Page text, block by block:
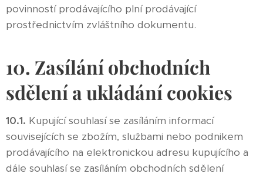
povinností prodávajícího plní prodávající
prostřednictvím zvláštního dokumentu.
10. Zasílání obchodních
sdělení a ukládání cookies
10.1. Kupující souhlasí se zasíláním informací
souvisejících se zbožím, službami nebo podnikem
prodávajícího na elektronickou adresu kupujícího a
dále souhlasí se zasíláním obchodních sdělení